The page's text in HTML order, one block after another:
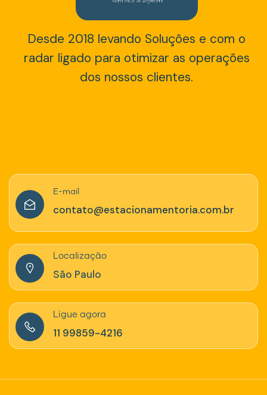
Desde 2018 levando Soluções e com o
radar ligado para otimizar as operações
dos nossos clientes.
E-mail
contato@estacionamentoria.com.br
Localização
São Paulo
Ligue agora
11 99859-4216‬